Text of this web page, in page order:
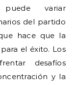
variar
del partido
hace que la
el éxito. Los
desafíos
y la